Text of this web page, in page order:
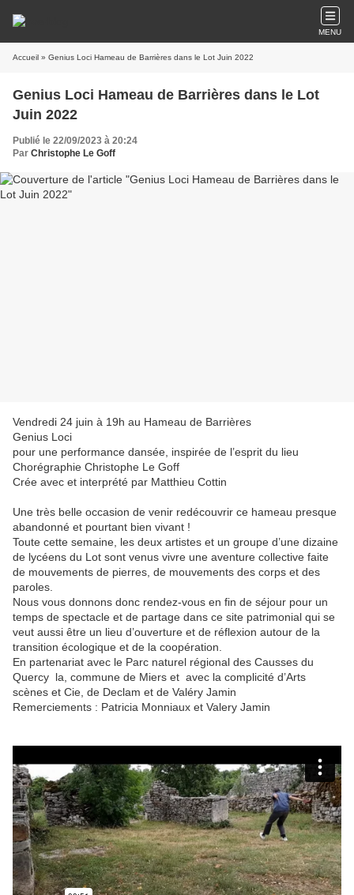
MENU
Accueil » Genius Loci Hameau de Barrières dans le Lot Juin 2022
Genius Loci Hameau de Barrières dans le Lot
Juin 2022
Publié le 22/09/2023 à 20:24
Par Christophe Le Goff
Vendredi 24 juin à 19h au Hameau de Barrières
Genius Loci
pour une performance dansée, inspirée de l’esprit du lieu
Chorégraphie Christophe Le Goff
Crée avec et interprété par Matthieu Cottin
Une très belle occasion de venir redécouvrir ce hameau presque
abandonné et pourtant bien vivant !
Toute cette semaine, les deux artistes et un groupe d’une dizaine
de lycéens du Lot sont venus vivre une aventure collective faite
de mouvements de pierres, de mouvements des corps et des
paroles.
Nous vous donnons donc rendez-vous en fin de séjour pour un
temps de spectacle et de partage dans ce site patrimonial qui se
veut aussi être un lieu d’ouverture et de réflexion autour de la
transition écologique et de la coopération.
En partenariat avec le Parc naturel régional des Causses du
Quercy la, commune de Miers et avec la complicité d’Arts
scènes et Cie, de Declam et de Valéry Jamin
Remerciements : Patricia Monniaux et Valery Jamin